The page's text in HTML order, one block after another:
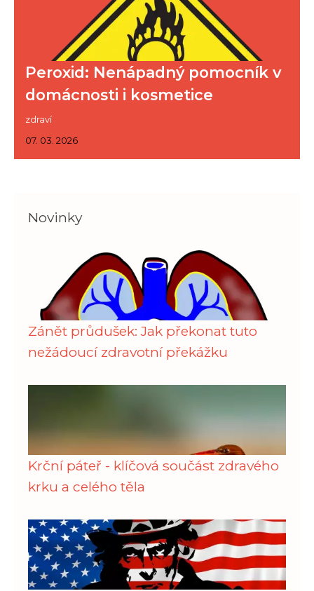
Peroxid: Nenápadný pomocník v
domácnosti i kosmetice
zdraví
07. 03. 2026
Novinky
Zánět průdušek: Jak překonat tuto
nežádoucí zdravotní překážku
Krční páteř - klíčová součást zdravého
krku a celého těla